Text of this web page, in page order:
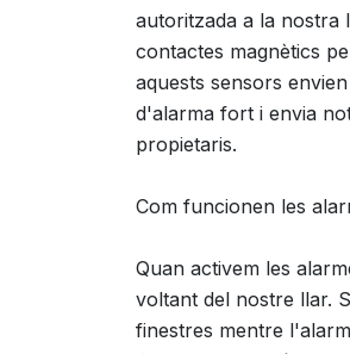
autoritzada a la nostra
contactes magnètics
aquests sensors
d'alarma fort i envia
propietaris.
Com funcionen les
Quan activem les
voltant del nostre llar.
finestres mentre